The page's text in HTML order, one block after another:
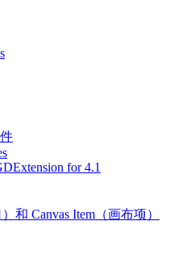
for 4.1
和 Canvas Item（画布项）